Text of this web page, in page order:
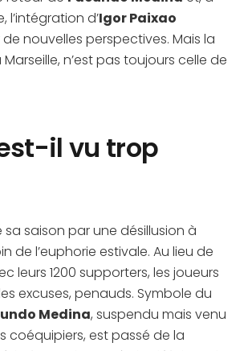
l’intégration d’Igor Paixao
nouvelles perspectives. Mais la
n’est pas toujours celle de
il vu trop
saison par une désillusion à
de l’euphorie estivale. Au lieu de
leurs 1200 supporters, les joueurs
excuses, penauds. Symbole du
Medina, suspendu mais venu
coéquipiers, est passé de la